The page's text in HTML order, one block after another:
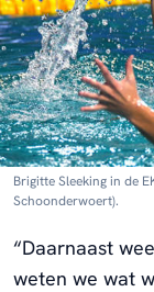
Brigitte Sleeking in de
Schoonderwoert).
“Daarnaast
weten we wat